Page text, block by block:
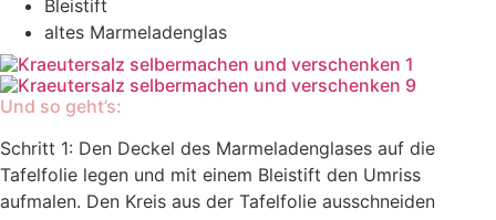
Bleistift
altes Marmeladenglas
Und so geht’s:
Schritt 1: Den Deckel des Marmeladenglases auf die
Tafelfolie legen und mit einem Bleistift den Umriss
aufmalen. Den Kreis aus der Tafelfolie ausschneiden